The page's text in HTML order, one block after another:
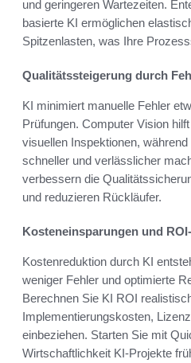
und geringeren Wartezeiten.
basierte KI ermöglichen
Spitzenlasten, was Ihre
Qualitätssteigerung durch
KI minimiert manuelle Fehler
Prüfungen. Computer Vision
visuellen Inspektionen,
schneller und verlässlicher
verbessern die
und reduzieren Rückläufer.
Kosteneinsparungen und
Kostenreduktion durch KI
weniger Fehler und optimierte
Berechnen Sie KI ROI
Implementierungskosten,
einbeziehen. Starten Sie mit
Wirtschaftlichkeit KI-Projekte